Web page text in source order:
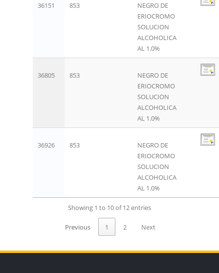
36151 853
NEGRO DE
ERIOCROMO
SOLUCION
ALCOHOLICA
AL 1.0%
36805 853
NEGRO DE
ERIOCROMO
SOLUCION
ALCOHOLICA
AL 1.0%
36926 853
NEGRO DE
ERIOCROMO
SOLUCION
ALCOHOLICA
AL 1.0%
Showing 1 to 10 of 12 entries
Previous 1 2 Next